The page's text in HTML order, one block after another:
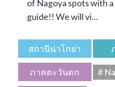
of Nagoya spots with
guide!! We will vi…
สถานีนาโกย่า
ภาคตะวันตก
#